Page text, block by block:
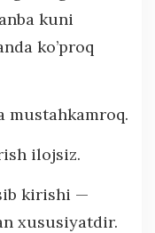
kuni
ko’proq
mustahkamroq.
ilojsiz.
kirishi —
xususiyatdir.